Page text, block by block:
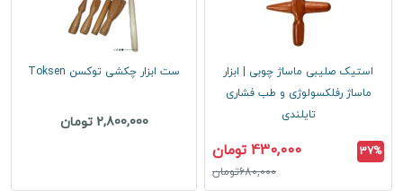
استیک صلیبی ماساژ چوبی | ابزار
ماساژ رفلکسولوژی و طب فشاری
تایلندی
37% 430,000 تومان
680,000تومان
ست ابزار چکشی توکسن Toksen
2,800,000 تومان